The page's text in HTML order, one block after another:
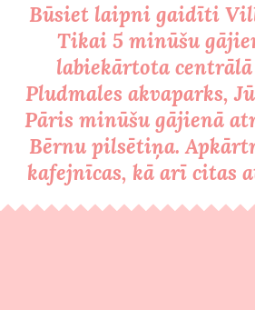
Būsiet laipni gaidīti
Tikai 5 minūšu
labiekārtota
Pludmales akvaparks,
Pāris minūšu gājienā
Bērnu pilsētiņa.
kafejnīcas, kā arī citas